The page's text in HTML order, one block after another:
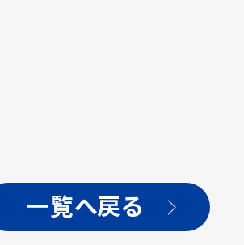
一覧へ戻る